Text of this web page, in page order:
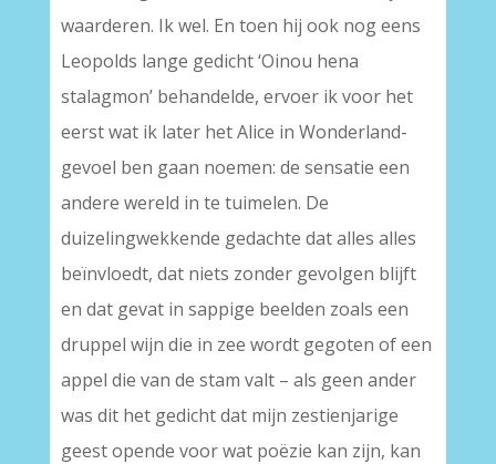
waarderen. Ik wel. En toen hij ook nog eens
Leopolds lange gedicht ‘Oinou hena
stalagmon’ behandelde, ervoer ik voor het
eerst wat ik later het Alice in Wonderland-
gevoel ben gaan noemen: de sensatie een
andere wereld in te tuimelen. De
duizelingwekkende gedachte dat alles alles
beïnvloedt, dat niets zonder gevolgen blijft
en dat gevat in sappige beelden zoals een
druppel wijn die in zee wordt gegoten of een
appel die van de stam valt – als geen ander
was dit het gedicht dat mijn zestienjarige
geest opende voor wat poëzie kan zijn, kan